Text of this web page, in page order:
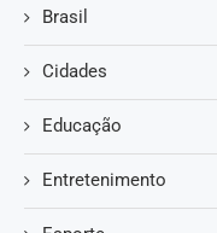
Brasil
Cidades
Educação
Entretenimento